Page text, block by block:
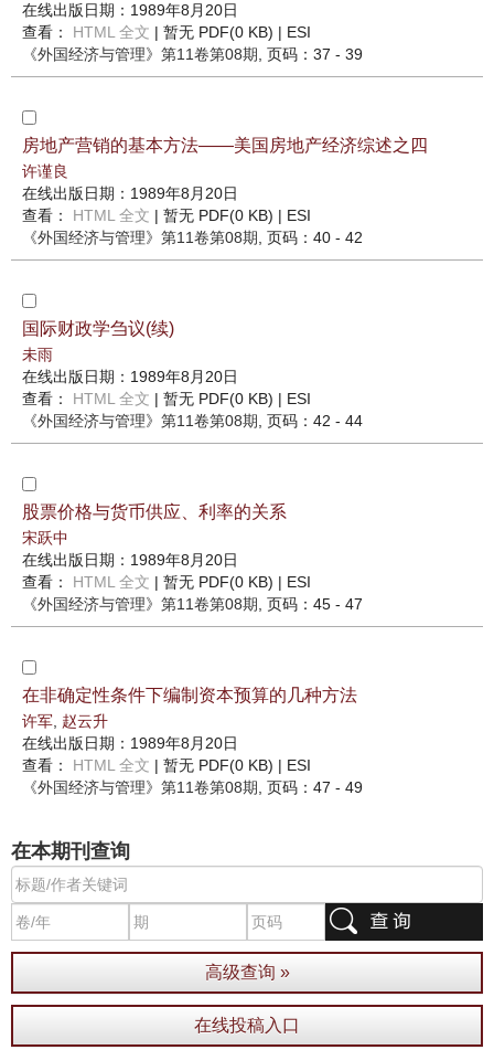
在线出版日期：1989年8月20日
查看： HTML 全文 | 暂无 PDF(0 KB) | ESI
《外国经济与管理》 第11卷第08期 , 页码：37 - 39
房地产营销的基本方法——美国房地产经济综述之四
许谨良
在线出版日期：1989年8月20日
查看： HTML 全文 | 暂无 PDF(0 KB) | ESI
《外国经济与管理》 第11卷第08期 , 页码：40 - 42
国际财政学刍议(续)
未雨
在线出版日期：1989年8月20日
查看： HTML 全文 | 暂无 PDF(0 KB) | ESI
《外国经济与管理》 第11卷第08期 , 页码：42 - 44
股票价格与货币供应、利率的关系
宋跃中
在线出版日期：1989年8月20日
查看： HTML 全文 | 暂无 PDF(0 KB) | ESI
《外国经济与管理》 第11卷第08期 , 页码：45 - 47
在非确定性条件下编制资本预算的几种方法
许军 赵云升
在线出版日期：1989年8月20日
查看： HTML 全文 | 暂无 PDF(0 KB) | ESI
《外国经济与管理》 第11卷第08期 , 页码：47 - 49
在本期刊查询
高级查询 »
在线投稿入口